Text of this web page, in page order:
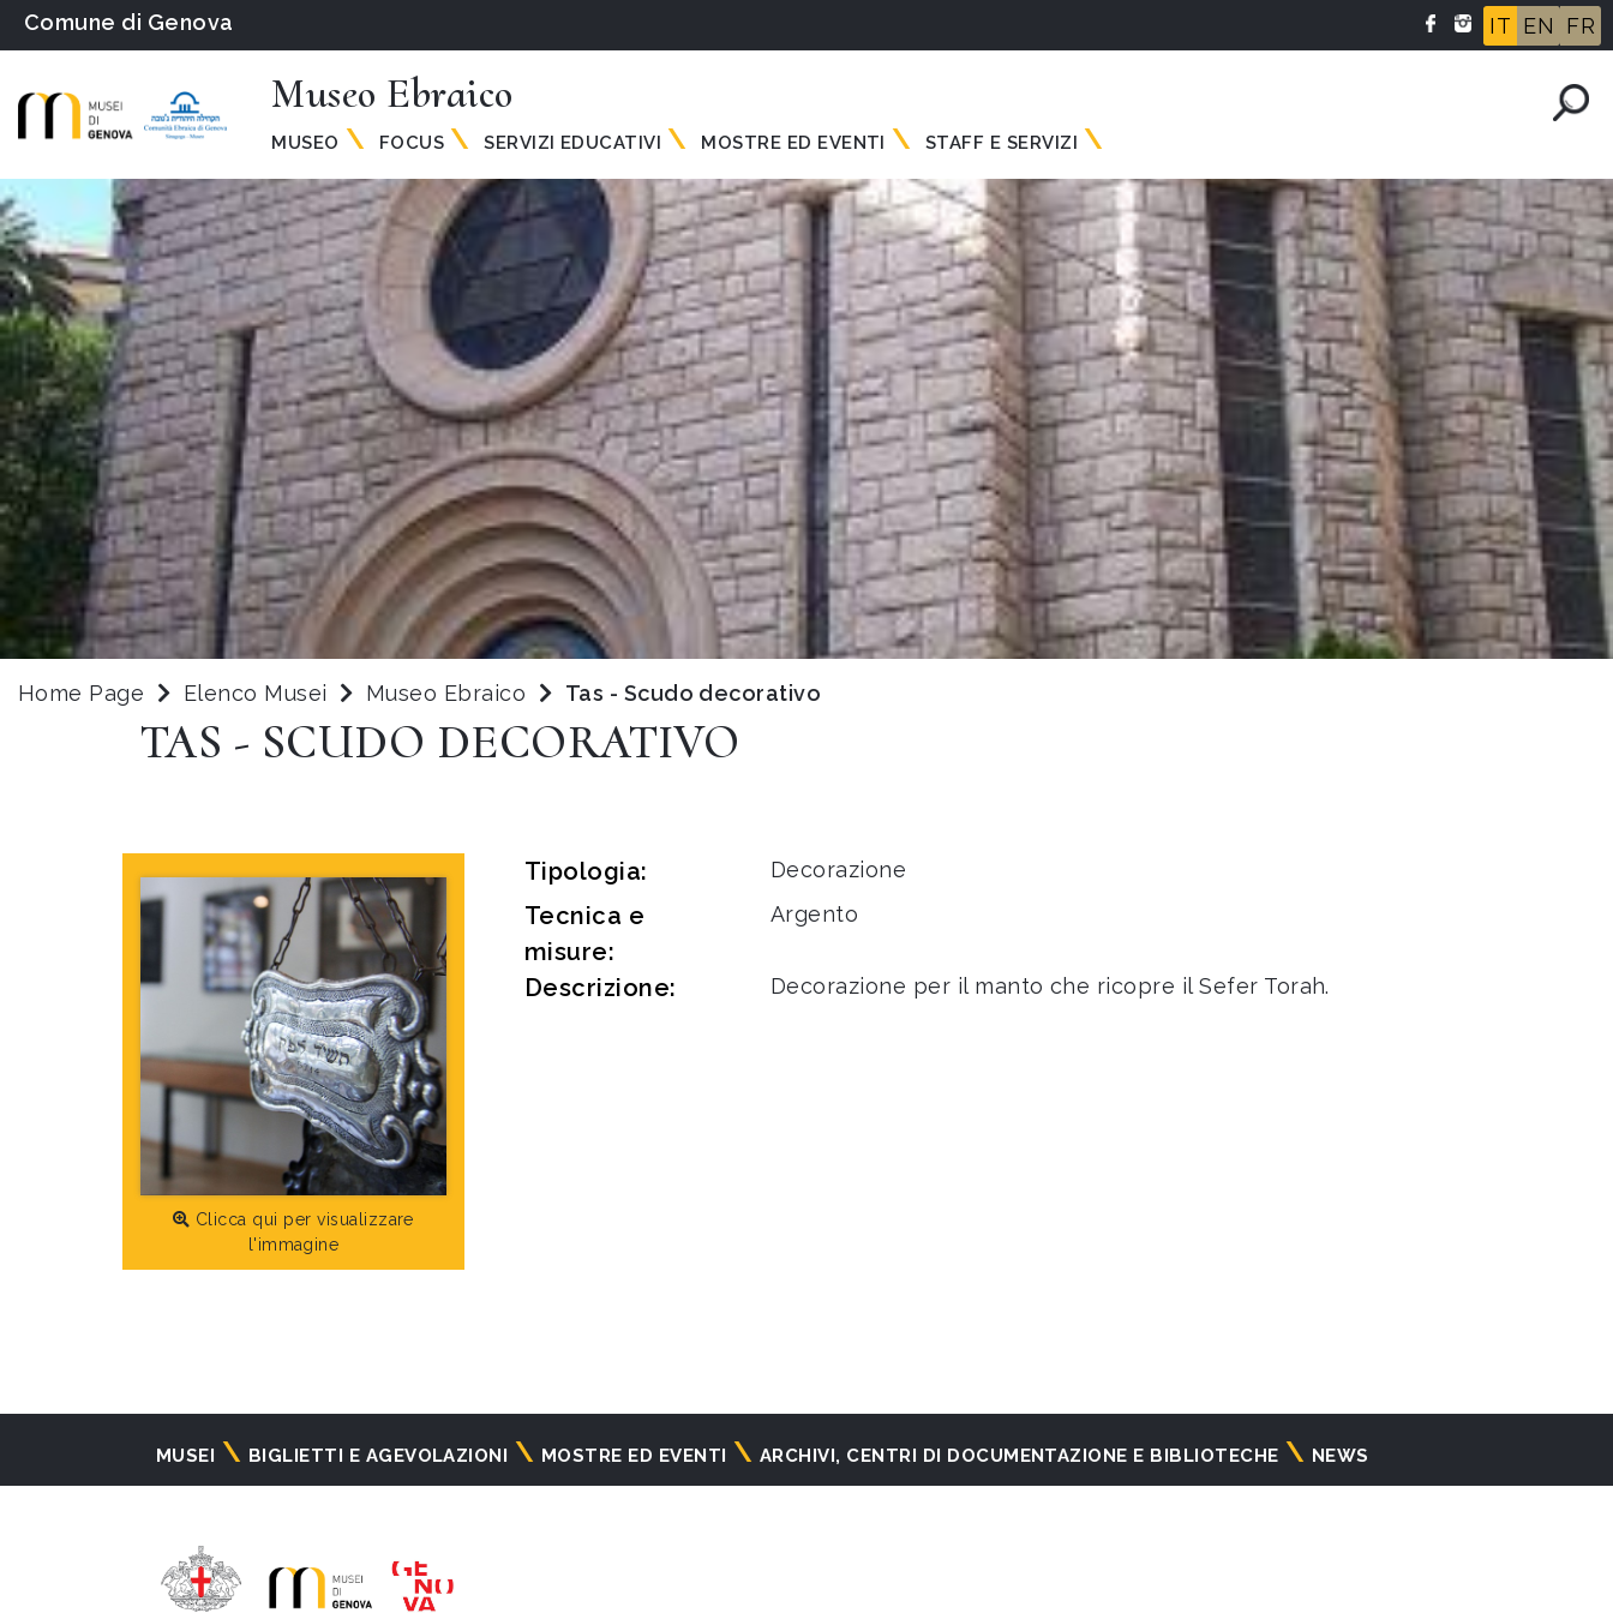
Comune di Genova IT EN FR
Museo Ebraico
MUSEO FOCUS SERVIZI EDUCATIVI MOSTRE ED EVENTI STAFF E SERVIZI
Home Page Elenco Musei Museo Ebraico Tas - Scudo decorativo
TAS - SCUDO DECORATIVO
Clicca qui per visualizzare
l'immagine
Tipologia: Decorazione
Tecnica e
misure:
Argento
Descrizione: Decorazione per il manto che ricopre il Sefer Torah.
Navigazione
MUSEI BIGLIETTI E AGEVOLAZIONI MOSTRE ED EVENTI ARCHIVI, CENTRI DI DOCUMENTAZIONE E BIBLIOTECHE NEWS